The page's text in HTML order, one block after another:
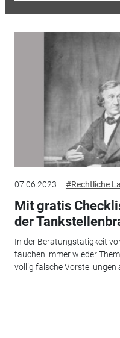
07.06.2023 #Rechtliche
Mit gratis
der
In der Beratungstätigkeit
tauchen immer wieder
völlig falsche Vorstellungen